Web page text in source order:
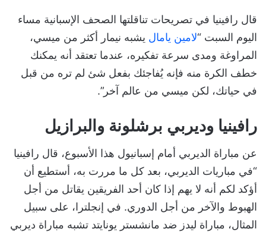
قال رافينيا في تصريحات تناقلتها الصحف الإسبانية مساء
اليوم السبت “لامين يامال يشبه نيمار أكثر من ميسي،
المراوغة ومدى سرعة تفكيره، عندما تعتقد أنه يمكنك
خطف الكرة منه فإنه يُفاجئك بفعل شئ لم تره من قبل
في حياتك، لكن ميسي من عالم آخر”.
رافينيا وديربي برشلونة والبرازيل
عن مباراة الديربي أمام إسبانيول هذا الأسبوع، قال رافينيا
“في مباريات الديربي، بعد كل ما مررت به، أستطيع أن
أؤكد لكم أنه لا يهم إذا كان أحد الفريقين يقاتل من أجل
الهبوط والآخر من أجل الدوري. في إنجلترا، على سبيل
المثال، مباراة ليدز ضد مانشستر يونايتد تشبه مباراة ديربي